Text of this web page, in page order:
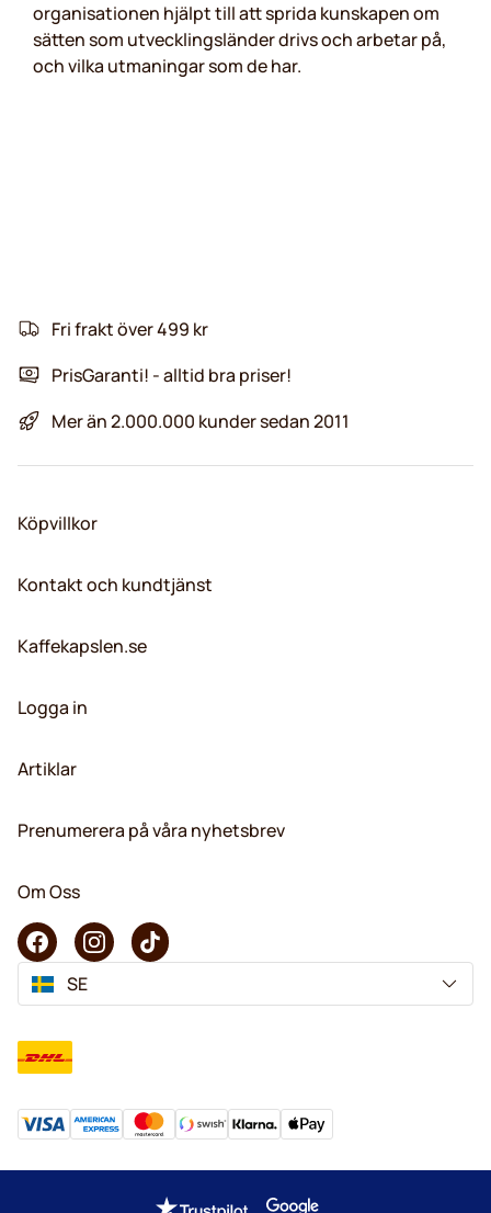
organisationen hjälpt till att sprida kunskapen om
sätten som utvecklingsländer drivs och arbetar på,
och vilka utmaningar som de har.
Fri frakt över 499 kr
PrisGaranti! - alltid bra priser!
Mer än 2.000.000 kunder sedan 2011
Köpvillkor
Kontakt och kundtjänst
Kaffekapslen.se
Logga in
Artiklar
Prenumerera på våra nyhetsbrev
Om Oss
SE